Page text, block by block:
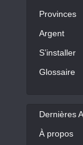
Provinces
Argent
S’installer
Glossaire
Dernières
À propos